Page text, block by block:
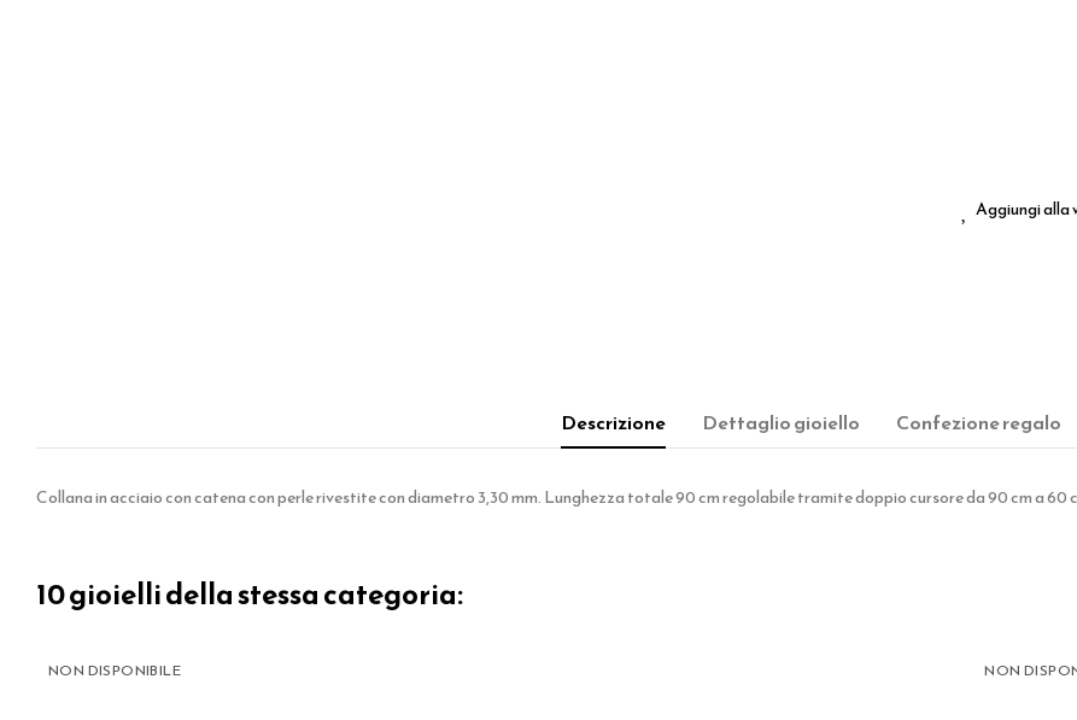
Aggiungi alla
Descrizione Dettaglio gioiello Confezione regalo
Collana in acciaio con catena con perle rivestite con diametro 3,30 mm. Lunghezza totale 90 cm regolabile tramite doppio cursore da 90 cm a 60
10 gioielli della stessa categoria:
NON DISPONIBILE NON